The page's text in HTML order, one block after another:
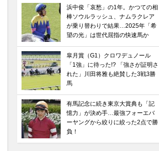
浜中俊「哀愁」の1年。かつての相
棒ソウルラッシュ、ナムラクレア
が乗り替わりで結果…2025年「希
望の光」は世代屈指の快速馬か
皐月賞（G1）クロワデュノール
「1強」に待った!? 「強さが証明さ
れた」川田将雅も絶賛した3戦3勝
馬
有馬記念に続き東京大賞典も「記
憶力」が決め手…最強フォーエバ
ーヤングから絞りに絞った2点で勝
負！